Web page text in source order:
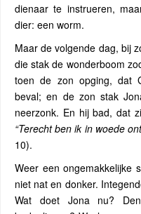
dienaar te instrueren,
dier: een worm.
Maar de volgende dag, bij
die stak de wonderboom
toen de zon opging, dat
beval; en de zon stak
neerzonk. En hij bad, dat
“Terecht ben ik in woede
10).
Weer een ongemakkelijke
niet nat en donker.
Wat doet Jona nu?